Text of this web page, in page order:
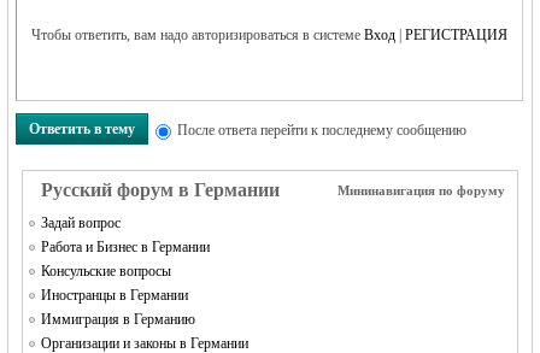
Чтобы ответить, вам надо авторизироваться в системеВход |РЕГИСТРАЦИЯ
Ответить в тему После ответа перейти к последнему сообщению
Русский форум в Германии Мининавигация по форуму
Задай вопрос
Работа и Бизнес в Германии
Консульские вопросы
Иностранцы в Германии
Иммиграция в Германию
Организации и законы в Германии